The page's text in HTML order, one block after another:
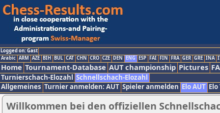
Logged on: Gast
Arabic ARM AZE BIH BUL CAT CHN CRO CZE DEN ENG ESP FAI FIN FRA GER GRE INA
Home Tournament-Database AUT championship Pictures
Turnierschach-Elozahl Schnellschach-Elozahl
Allgemeines Turnier anmelden: AUT Spieler anmelden Elo AUT
Willkommen bei den offiziellen